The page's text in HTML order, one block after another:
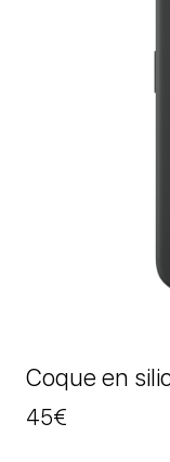
Coque en
45€